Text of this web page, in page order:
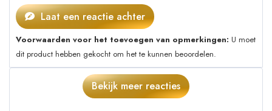
Laat een reactie achter
Voorwaarden voor het toevoegen van opmerkingen: U moet
dit product hebben gekocht om het te kunnen beoordelen.
Bekijk meer reacties